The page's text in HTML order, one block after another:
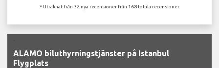
* Uträknat från 32 nya recensioner från 168 totala recensioner.
ALAMO biluthyrningstjänster på Istanbul
Flygplats